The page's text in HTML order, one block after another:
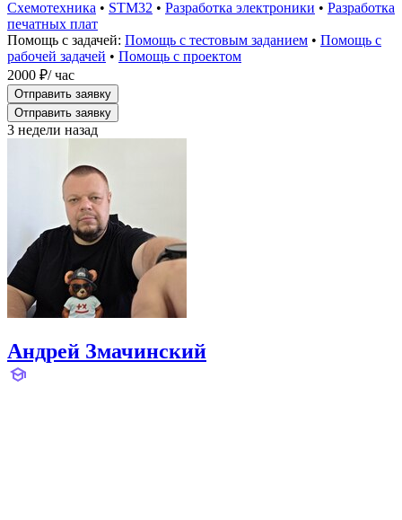
Схемотехника • STM32 • Разработка электроники • Разработка
печатных плат
Помощь с задачей: Помощь с тестовым заданием • Помощь с
рабочей задачей • Помощь с проектом
2000 ₽/ час
Отправить заявку
Отправить заявку
3 недели назад
Андрей Змачинский